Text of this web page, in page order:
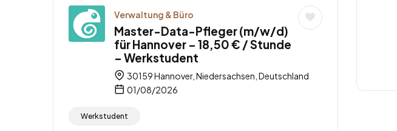
Verwaltung & Büro
Master-Data-Pfleger (m/w/d)
für Hannover – 18,50 € / Stunde
– Werkstudent
30159 Hannover, Niedersachsen, Deutschland
01/08/2026
Werkstudent